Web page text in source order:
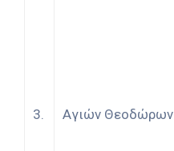
3. Αγιών Θεοδώρων